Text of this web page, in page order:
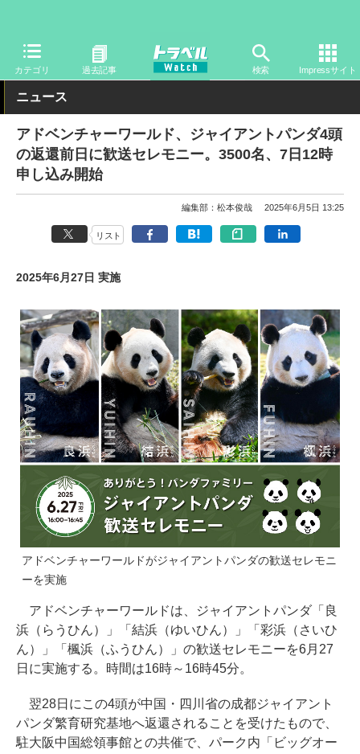
カテゴリ 過去記事 検索 Impressサイト
トラベル Watch 地域 国内旅行 和歌山
ニュース
アドベンチャーワールド、ジャイアントパンダ4頭
の返還前日に歓送セレモニー。3500名、7日12時
申し込み開始
編集部：松本俊哉 2025年6月5日 13:25
リスト
2025年6月27日 実施
アドベンチャーワールドがジャイアントパンダの歓送セレモニ
ーを実施
アドベンチャーワールドは、ジャイアントパンダ「良
浜（らうひん）」「結浜（ゆいひん）」「彩浜（さいひ
ん）」「楓浜（ふうひん）」の歓送セレモニーを6月27
日に実施する。時間は16時～16時45分。
翌28日にこの4頭が中国・四川省の成都ジャイアント
パンダ繁育研究基地へ返還されることを受けたもので、
駐大阪中国総領事館との共催で、パーク内「ビッグオー